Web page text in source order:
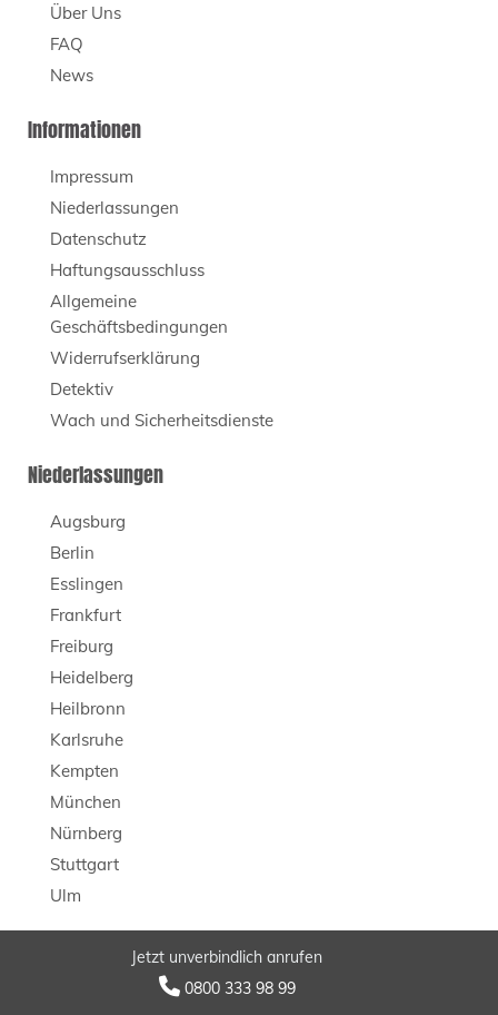
Jetzt unverbindlich anrufen
0800 333 98 99
Über Uns
FAQ
News
Informationen
Impressum
Niederlassungen
Datenschutz
Haftungsausschluss
Allgemeine
Geschäftsbedingungen
Widerrufserklärung
Detektiv
Wach und Sicherheitsdienste
Niederlassungen
Augsburg
Berlin
Esslingen
Frankfurt
Freiburg
Heidelberg
Heilbronn
Karlsruhe
Kempten
München
Nürnberg
Stuttgart
Ulm
© 2026 LB Detektei